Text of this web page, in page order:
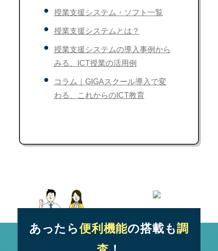
授業支援システム・ソフト一覧
授業支援システムとは？
授業支援システムの導入事例から
みる、ICT授業の活用例
コラム｜GIGAスクール導入で変
わる、これからのICT教育
あったら便利機能の搭載も調